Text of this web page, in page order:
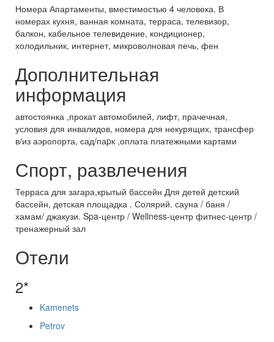
Номера Апартаменты, вместимостью 4 человека. В
номерах кухня, ванная комната, терраса, телевизор,
балкон, кабельное телевидение, кондиционер,
холодильник, интернет, микроволновая печь, фен
Дополнительная
информация
автостоянка ,прокат автомобилей, лифт, прачечная,
условия для инвалидов, номера для некурящих, трансфер
в/из аэропорта, сад/паpк ,оплата платежными картами
Спорт, развлечения
Терраса для загара,крытый бассейн Для детей детский
бассейн, детская площадка . Солярий. сауна / баня /
хамам/ джакузи. Spa-центр / Wellness-центр фитнес-центр /
тренажерный зал
Отели
2*
Kamenets
Petrov